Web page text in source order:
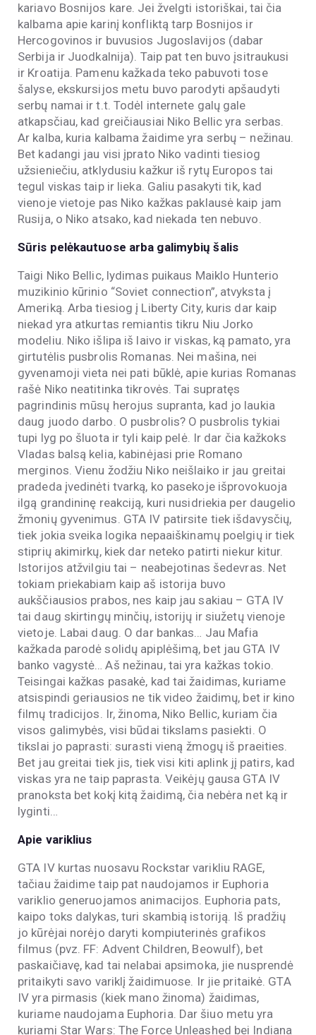
kariavo Bosnijos kare. Jei žvelgti istoriškai, tai čia
kalbama apie karinį konfliktą tarp Bosnijos ir
Hercogovinos ir buvusios Jugoslavijos (dabar
Serbija ir Juodkalnija). Taip pat ten buvo įsitraukusi
ir Kroatija. Pamenu kažkada teko pabuvoti tose
šalyse, ekskursijos metu buvo parodyti apšaudyti
serbų namai ir t.t. Todėl internete galų gale
atkapsčiau, kad greičiausiai Niko Bellic yra serbas.
Ar kalba, kuria kalbama žaidime yra serbų – nežinau.
Bet kadangi jau visi įprato Niko vadinti tiesiog
užsieniečiu, atklydusiu kažkur iš rytų Europos tai
tegul viskas taip ir lieka. Galiu pasakyti tik, kad
vienoje vietoje pas Niko kažkas paklausė kaip jam
Rusija, o Niko atsako, kad niekada ten nebuvo.
Sūris pelėkautuose arba galimybių šalis
Taigi Niko Bellic, lydimas puikaus Maiklo Hunterio
muzikinio kūrinio “Soviet connection”, atvyksta į
Ameriką. Arba tiesiog į Liberty City, kuris dar kaip
niekad yra atkurtas remiantis tikru Niu Jorko
modeliu. Niko išlipa iš laivo ir viskas, ką pamato, yra
girtutėlis pusbrolis Romanas. Nei mašina, nei
gyvenamoji vieta nei pati būklė, apie kurias Romanas
rašė Niko neatitinka tikrovės. Tai supratęs
pagrindinis mūsų herojus supranta, kad jo laukia
daug juodo darbo. O pusbrolis? O pusbrolis tykiai
tupi lyg po šluota ir tyli kaip pelė. Ir dar čia kažkoks
Vladas balsą kelia, kabinėjasi prie Romano
merginos. Vienu žodžiu Niko neišlaiko ir jau greitai
pradeda įvedinėti tvarką, ko pasekoje išprovokuoja
ilgą grandininę reakciją, kuri nusidriekia per daugelio
žmonių gyvenimus. GTA IV patirsite tiek išdavysčių,
tiek jokia sveika logika nepaaiškinamų poelgių ir tiek
stiprių akimirkų, kiek dar neteko patirti niekur kitur.
Istorijos atžvilgiu tai – neabejotinas šedevras. Net
tokiam priekabiam kaip aš istorija buvo
aukščiausios prabos, nes kaip jau sakiau – GTA IV
tai daug skirtingų minčių, istorijų ir siužetų vienoje
vietoje. Labai daug. O dar bankas… Jau Mafia
kažkada parodė solidų apiplėšimą, bet jau GTA IV
banko vagystė… Aš nežinau, tai yra kažkas tokio.
Teisingai kažkas pasakė, kad tai žaidimas, kuriame
atsispindi geriausios ne tik video žaidimų, bet ir kino
filmų tradicijos. Ir, žinoma, Niko Bellic, kuriam čia
visos galimybės, visi būdai tikslams pasiekti. O
tikslai jo paprasti: surasti vieną žmogų iš praeities.
Bet jau greitai tiek jis, tiek visi kiti aplink jį patirs, kad
viskas yra ne taip paprasta. Veikėjų gausa GTA IV
pranoksta bet kokį kitą žaidimą, čia nebėra net ką ir
lyginti…
Apie variklius
GTA IV kurtas nuosavu Rockstar varikliu RAGE,
tačiau žaidime taip pat naudojamos ir Euphoria
variklio generuojamos animacijos. Euphoria pats,
kaipo toks dalykas, turi skambią istoriją. Iš pradžių
jo kūrėjai norėjo daryti kompiuterinės grafikos
filmus (pvz. FF: Advent Children, Beowulf), bet
paskaičiavę, kad tai nelabai apsimoka, jie nusprendė
pritaikyti savo variklį žaidimuose. Ir jie pritaikė. GTA
IV yra pirmasis (kiek mano žinoma) žaidimas,
kuriame naudojama Euphoria. Dar šiuo metu yra
kuriami Star Wars: The Force Unleashed bei Indiana